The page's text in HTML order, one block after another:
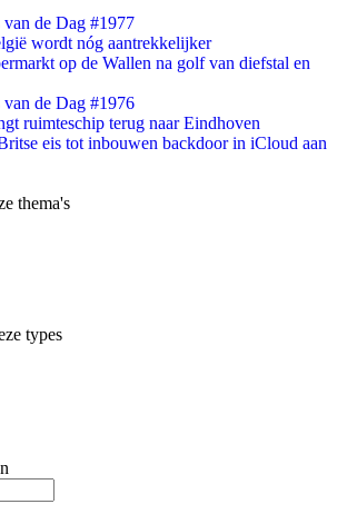
van de Dag #1977
wordt nóg aantrekkelijker
op de Wallen na golf van diefstal en
van de Dag #1976
ruimteschip terug naar Eindhoven
eis tot inbouwen backdoor in iCloud aan
thema's
types